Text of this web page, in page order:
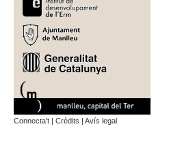
Connecta't | Crèdits | Avís legal